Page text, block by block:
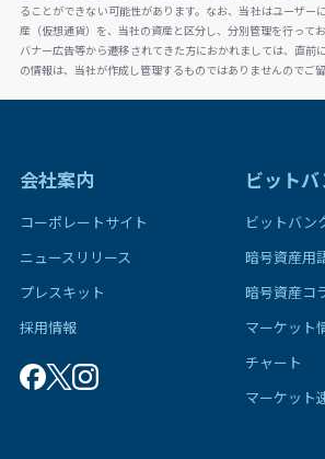
ることができない可能性があります。なお、当社はユーザー
産（仮想通貨）を、当社の資産と区分し、分別管理を行ってお
バナー広告等から遷移されてきた方におかれましては、直前
の情報は、当社が作成し管理するものではありませんのでご留
会社案内
コーポレートサイト
ニュースリリース
プレスキット
採用情報
ビット
ビットバン
暗号資産用
暗号資産コ
マーケット
チャート
マーケット